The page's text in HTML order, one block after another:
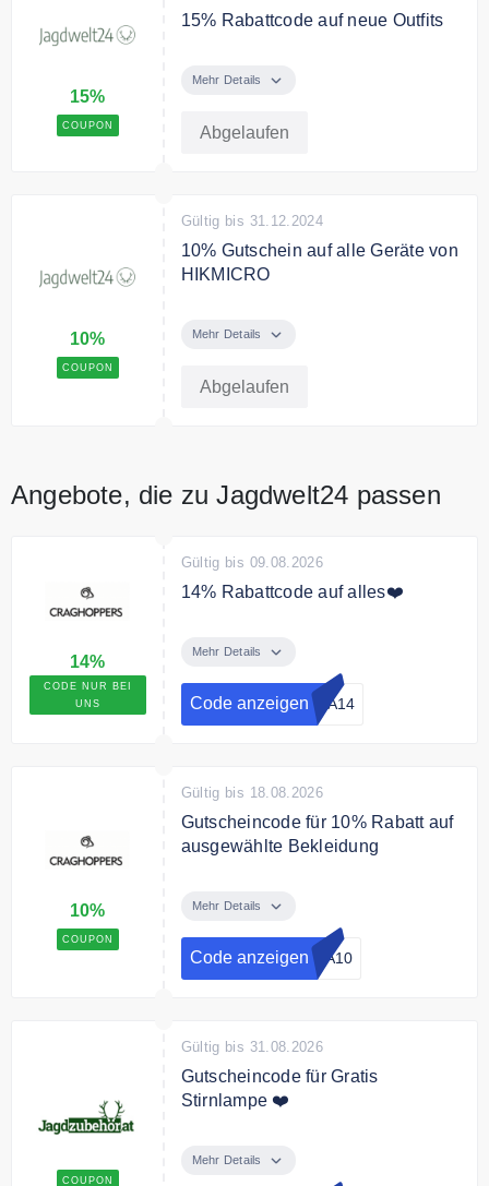
15%
COUPON
15% Rabattcode auf neue Outfits
dem Code
Mehr Details
Abgelaufen
10%
COUPON
Gültig bis 31.12.2024
10% Gutschein auf alle Geräte von
HIKMICRO
Rabatt auf alle Geräte von
Mehr Details
Abgelaufen
Angebote, die zu Jagdwelt24 passen
14%
CODE NUR BEI
UNS
Gültig bis 09.08.2026
14% Rabattcode auf alles❤️
sparst Du 14% auf das ganze
Mehr Details
Code anzeigen MA14
10%
COUPON
Gültig bis 18.08.2026
Gutscheincode für 10% Rabatt auf
ausgewählte Bekleidung
Rabattcode 10% Extra Rabatt auf
ausgewählte Bekleidung.
Mehr Details
Code anzeigen RA10
COUPON
Gültig bis 31.08.2026
Gutscheincode für Gratis
Stirnlampe ❤️
um eine Stirnlampe zu sichern
Mehr Details